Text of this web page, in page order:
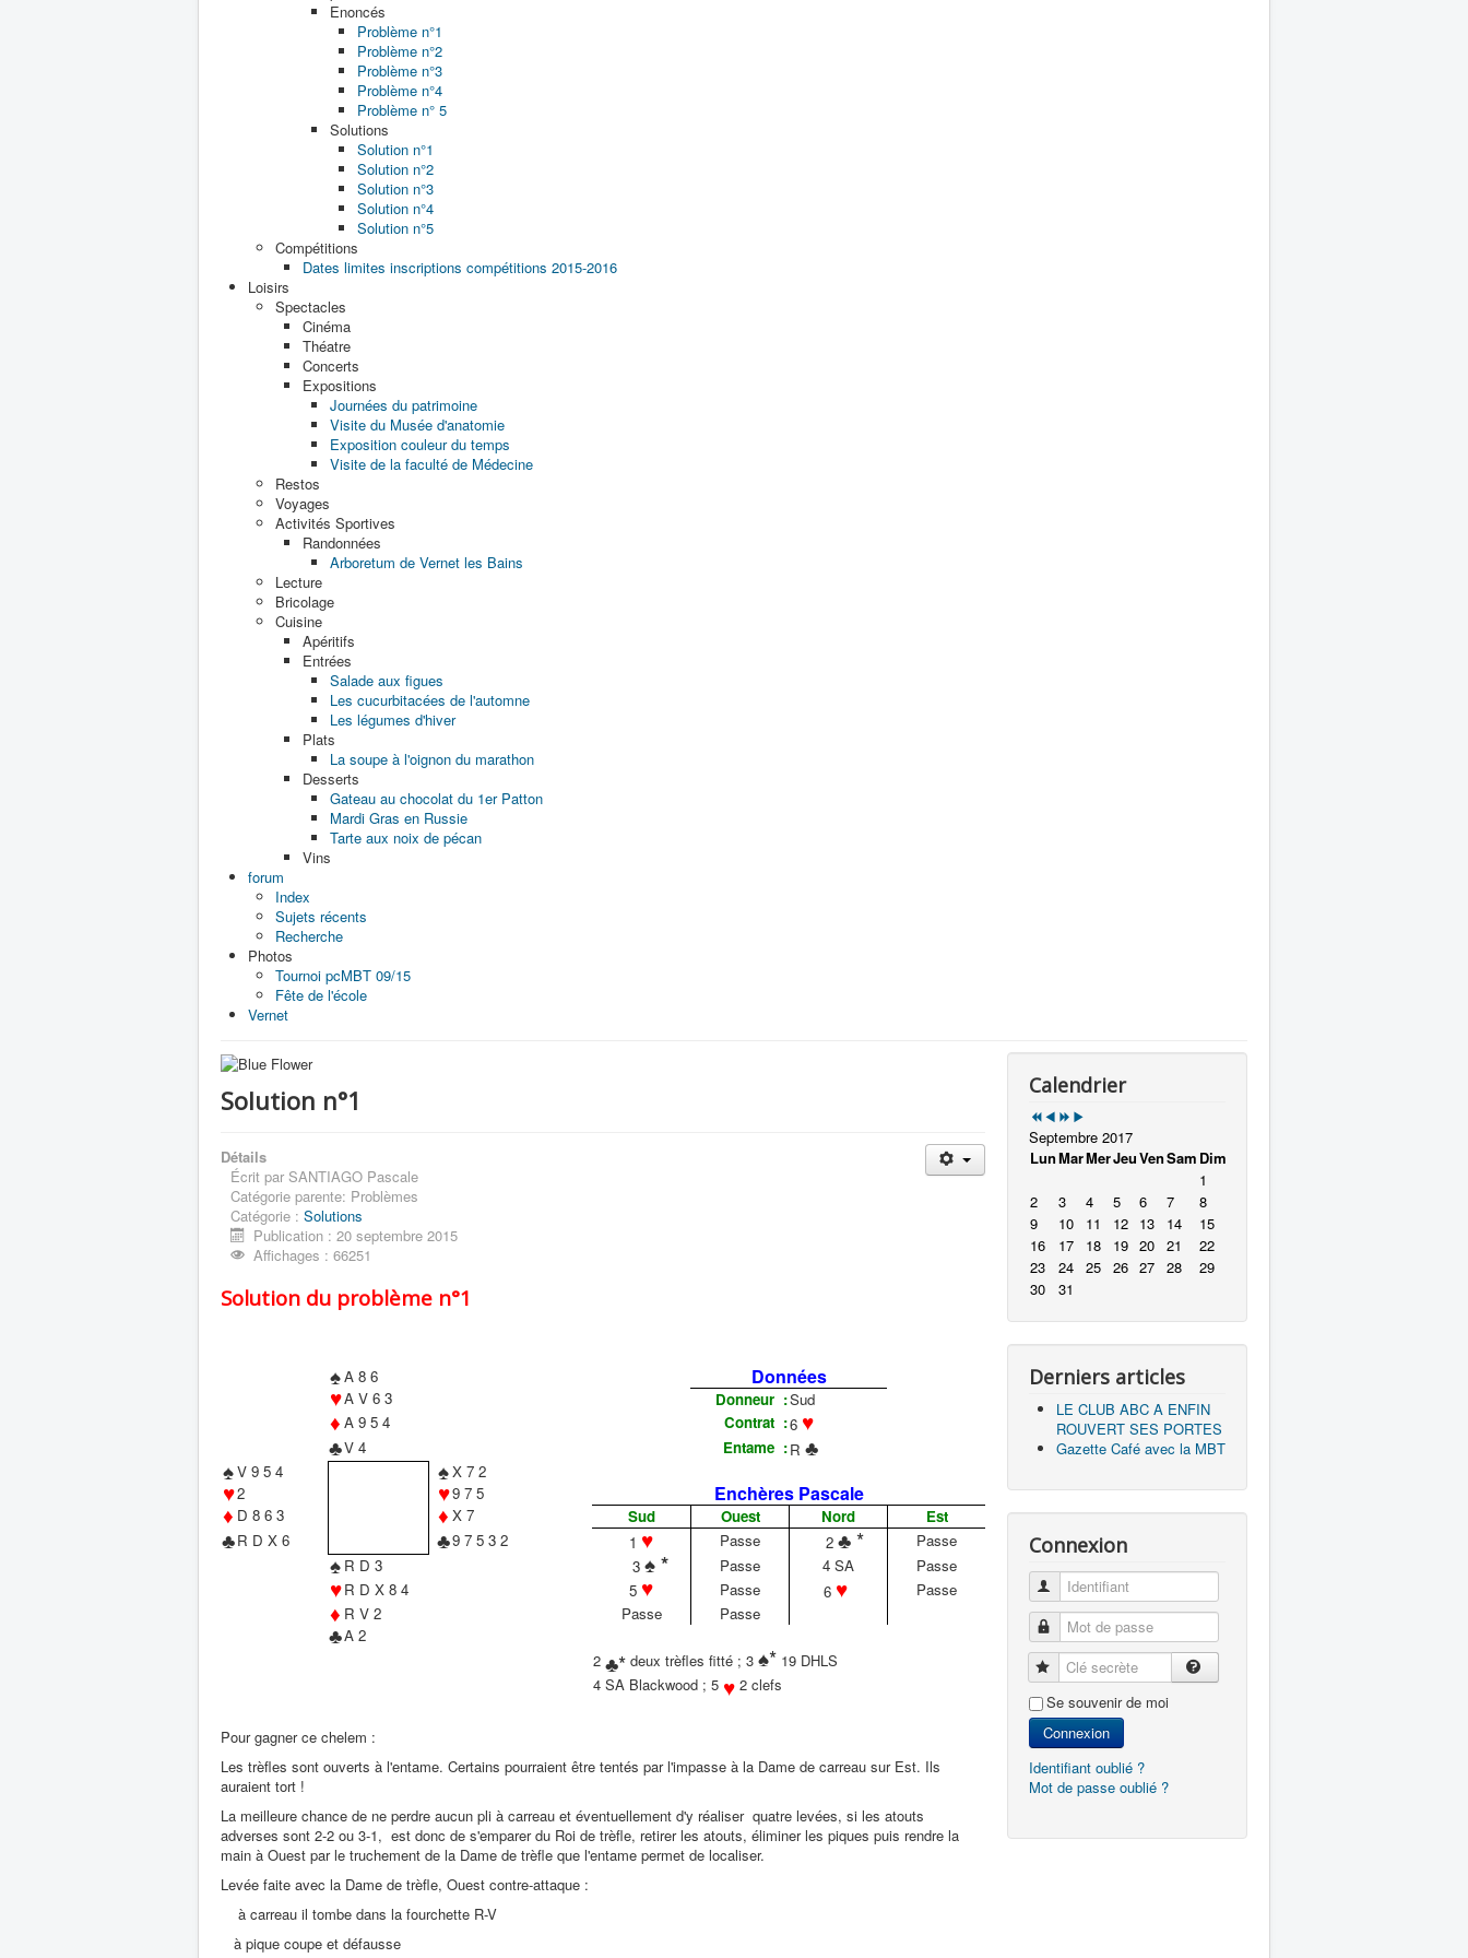
Enoncés
Problème n°1
Problème n°2
Problème n°3
Problème n°4
Problème n° 5
Solutions
Solution n°1
Solution n°2
Solution n°3
Solution n°4
Solution n°5
Compétitions
Dates limites inscriptions compétitions 2015-2016
Loisirs
Spectacles
Cinéma
Théatre
Concerts
Expositions
Journées du patrimoine
Visite du Musée d'anatomie
Exposition couleur du temps
Visite de la faculté de Médecine
Restos
Voyages
Activités Sportives
Randonnées
Arboretum de Vernet les Bains
Lecture
Bricolage
Cuisine
Apéritifs
Entrées
Salade aux figues
Les cucurbitacées de l'automne
Les légumes d'hiver
Plats
La soupe à l'oignon du marathon
Desserts
Gateau au chocolat du 1er Patton
Mardi Gras en Russie
Tarte aux noix de pécan
Vins
forum
Index
Sujets récents
Recherche
Photos
Tournoi pcMBT 09/15
Fête de l'école
Vernet
Solution n°1
Détails
Écrit par SANTIAGO Pascale
Catégorie parente: Problèmes
Catégorie : Solutions
Publication : 20 septembre 2015
Affichages : 66251
Solution du problème n°1
♠A 8 6 Données
♥A V 6 3 Donneur :Sud
♦ A 9 5 4 Contrat :6 ♥
♣V 4 Entame :R ♣
♠V 9 5 4 ♠X 7 2
♥2 ♥9 7 5 Enchères Pascale
♦ D 8 6 3 ♦ X 7 Sud Ouest Nord Est
♣R D X 6 ♣9 7 5 3 2 1 ♥ Passe 2 ♣ * Passe
♠ R D 3 3 ♠ * Passe 4 SA Passe
♥R D X 8 4 5 ♥ Passe 6 ♥ Passe
♦ R V 2 Passe Passe
♣A 2
2 ♣* deux trèfles fitté ; 3 ♠* 19 DHLS
4 SA Blackwood ; 5 ♥ 2 clefs
Pour gagner ce chelem :
Les trèfles sont ouverts à l'entame. Certains pourraient être tentés par l'impasse à la Dame de carreau sur Est. Ils
auraient tort !
La meilleure chance de ne perdre aucun pli à carreau et éventuellement d'y réaliser quatre levées, si les atouts
adverses sont 2-2 ou 3-1, est donc de s'emparer du Roi de trèfle, retirer les atouts, éliminer les piques puis rendre la
main à Ouest par le truchement de la Dame de trèfle que l'entame permet de localiser.
Levée faite avec la Dame de trèfle, Ouest contre-attaque :
à carreau il tombe dans la fourchette R-V
à pique coupe et défausse
Calendrier
Septembre 2017
LunMarMerJeuVenSam Dim
1
2
3 4 5 6 7
8
9
10 11 12 13 14
15
16
17 18 19 20 21
22
23
24 25 26 27 28
29
30
31
Derniers articles
LE CLUB ABC A ENFIN
ROUVERT SES PORTES
Gazette Café avec la MBT
Connexion
Identifiant
Mot de passe
Clé secrète
Se souvenir de moi
Connexion
Identifiant oublié ?
Mot de passe oublié ?